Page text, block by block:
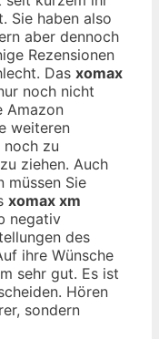
Sie haben also
aber dennoch
Rezensionen
Das xomax
noch nicht
Amazon
weiteren
zu
ziehen. Auch
müssen Sie
xomax xm
negativ
des
ihre Wünsche
sehr gut. Es ist
Hören
sondern